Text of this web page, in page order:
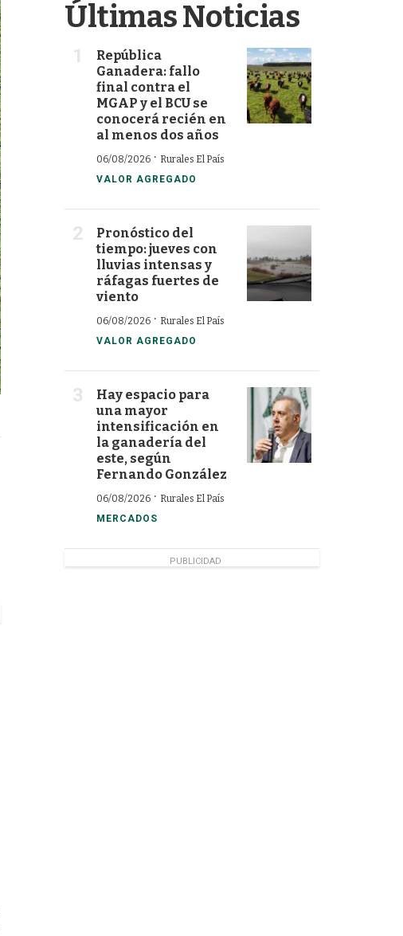
Últimas Noticias
República
Ganadera: fallo
final contra el
MGAP y el BCU se
conocerá recién en
al menos dos años
06/08/2026 · Rurales El País
VALOR AGREGADO
Pronóstico del
tiempo: jueves con
lluvias intensas y
ráfagas fuertes de
viento
06/08/2026 · Rurales El País
VALOR AGREGADO
Hay espacio para
una mayor
intensificación en
la ganadería del
este, según
Fernando González
06/08/2026 · Rurales El País
MERCADOS
PUBLICIDAD